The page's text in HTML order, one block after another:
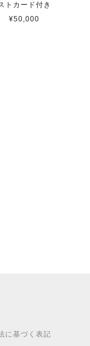
トカード付き
¥50,000
に基づく表記